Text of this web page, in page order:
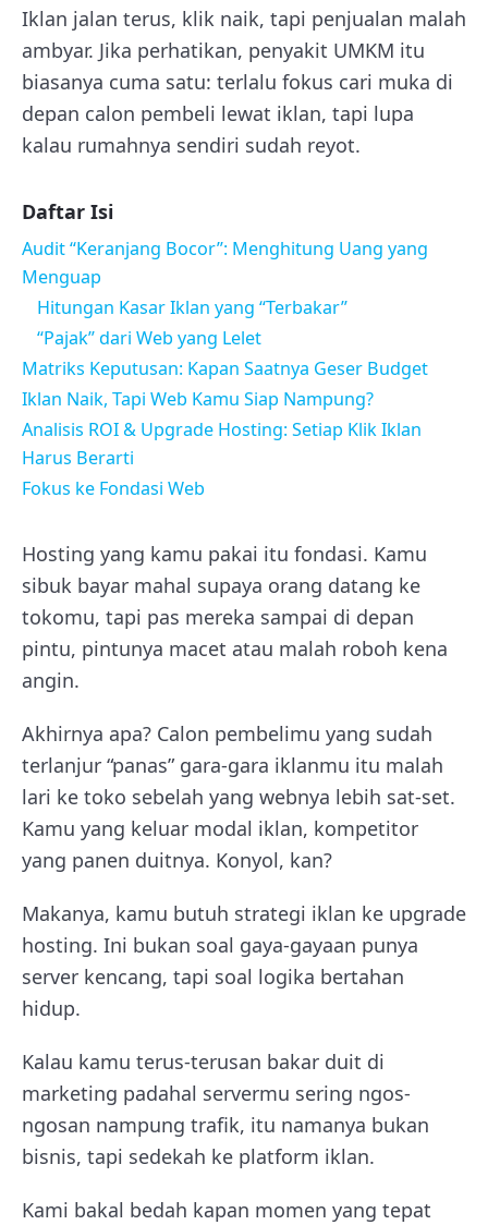
Iklan jalan terus, klik naik, tapi penjualan malah
ambyar. Jika perhatikan, penyakit UMKM itu
biasanya cuma satu: terlalu fokus cari muka di
depan calon pembeli lewat iklan, tapi lupa
kalau rumahnya sendiri sudah reyot.
Daftar Isi
Audit “Keranjang Bocor”: Menghitung Uang yang
Menguap
Hitungan Kasar Iklan yang “Terbakar”
“Pajak” dari Web yang Lelet
Matriks Keputusan: Kapan Saatnya Geser Budget
Iklan Naik, Tapi Web Kamu Siap Nampung?
Analisis ROI & Upgrade Hosting: Setiap Klik Iklan
Harus Berarti
Fokus ke Fondasi Web
Hosting yang kamu pakai itu fondasi. Kamu
sibuk bayar mahal supaya orang datang ke
tokomu, tapi pas mereka sampai di depan
pintu, pintunya macet atau malah roboh kena
angin.
Akhirnya apa? Calon pembelimu yang sudah
terlanjur “panas” gara-gara iklanmu itu malah
lari ke toko sebelah yang webnya lebih sat-set.
Kamu yang keluar modal iklan, kompetitor
yang panen duitnya. Konyol, kan?
Makanya, kamu butuh strategi iklan ke upgrade
hosting. Ini bukan soal gaya-gayaan punya
server kencang, tapi soal logika bertahan
hidup.
Kalau kamu terus-terusan bakar duit di
marketing padahal servermu sering ngos-
ngosan nampung trafik, itu namanya bukan
bisnis, tapi sedekah ke platform iklan.
Kami bakal bedah kapan momen yang tepat